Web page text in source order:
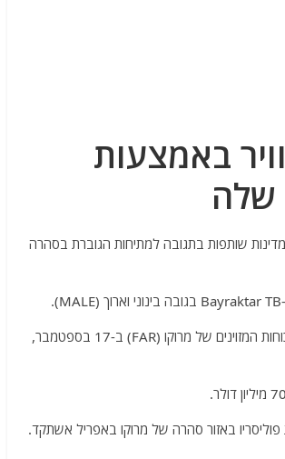
באמצעות
שלה
שותפות בתגובה למתיחות הגוברת בסהרה
המשלוח הראשון של 13 מל"טי TB2s (כולל ארבע תחנות בקרה קרקעיות) נמסר לכוחות המזוינים של מרוקו (FAR) ב-17 בספטמבר,
באזור סהרה של מרוקו באפריל אשתקד.